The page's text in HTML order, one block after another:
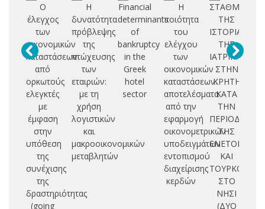
Ο
έλεγχος
των
οικονομικών
καταστάσεων
από
ορκωτούς
ελεγκτές
με
έμφαση
στην
υπόθεση
της
συνέχισης
της
δραστηριότητας
(going
Η
δυνατότητα
πρόβλεψης
της
πτώχευσης
των
εταιριών:
με τη
χρήση
λογιστικών
και
μακροοικονομικών
μεταβλητών
Financial
determinants
of
bankruptcy
in the
Greek
hotel
sector
Η
ποιότητα
του
ελέγχου
των
οικονομικών
καταστάσεων:
αποτελέσματα
από την
εφαρμογή
οικονομετρικών
υποδειγμάτων
εντοπισμού
διαχείρισης
κερδών
ΣΤΑΘΜΟΙ
ΤΗΣ
ΙΣΤΟΡΙΑΣ
ΤΗΣ
ΙΑΤΡΙΚΗΣ
ΣΤΗΝ
ΚΡΗΤΗ
ΚΑΤΑ
ΤΗΝ
ΠΕΡΙΟΔΟ
ΤΗΣ
ΚΑΙ
ΣΤΟ
ΝΗΣΙ
(ΔΥΟ